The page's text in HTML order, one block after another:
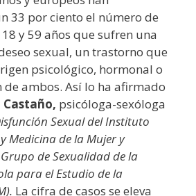
33 por ciento el número de
y 59 años que sufren una
sexual, un trastorno que
psicológico, hormonal o
ambos. Así lo ha afirmado
Castaño, psicóloga-sexóloga
Sexual del Instituto
Medicina de la Mujer y
de Sexualidad de la
para el Estudio de la
La cifra de casos se eleva